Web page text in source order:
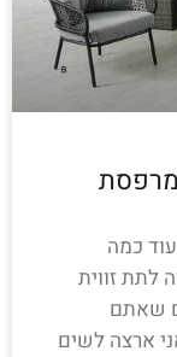
כמה
לתת זווית
שאתם
ארצה לשים